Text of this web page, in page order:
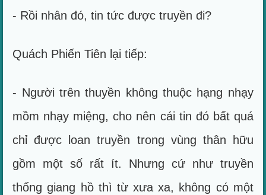
- Rồi nhân đó, tin tức được truyền đi?
Quách Phiến Tiên lại tiếp:
- Người trên thuyền không thuộc hạng nhạy
mồm nhạy miệng, cho nên cái tin đó bất quá
chỉ được loan truyền trong vùng thân hữu
gồm một số rất ít. Nhưng cứ như truyền
thống giang hồ thì từ xưa xa, không có một